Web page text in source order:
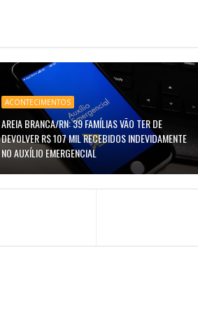
ACONTECIMENTOS
AREIA BRANCA/RN: 39 FAMÍLIAS VÃO TER DE
DEVOLVER R$ 107 MIL RECEBIDOS INDEVIDAMENTE
NO AUXÍLIO EMERGENCIAL